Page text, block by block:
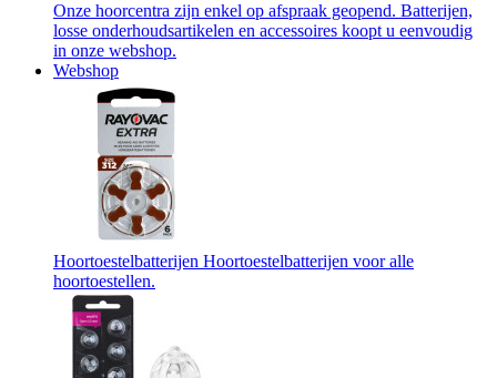
Onze hoorcentra zijn enkel op afspraak geopend. Batterijen,
losse onderhoudsartikelen en accessoires koopt u eenvoudig
in onze webshop.
Webshop
Hoortoestelbatterijen Hoortoestelbatterijen voor alle
hoortoestellen.